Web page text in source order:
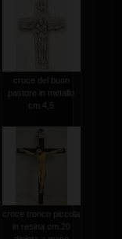
croce del buon
pastore in metallo
cm.4,5
croce tronco piccola
in resina cm.20